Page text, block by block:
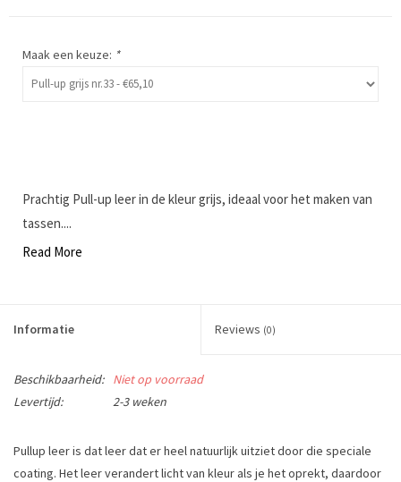
Maak een keuze: *
Prachtig Pull-up leer in de kleur grijs, ideaal voor het maken van
tassen....
Read More
Informatie Reviews (0)
Beschikbaarheid:
Niet op voorraad
Levertijd:
2-3 weken
Pullup leer is dat leer dat er heel natuurlijk uitziet door die speciale
coating. Het leer verandert licht van kleur als je het oprekt, daardoor